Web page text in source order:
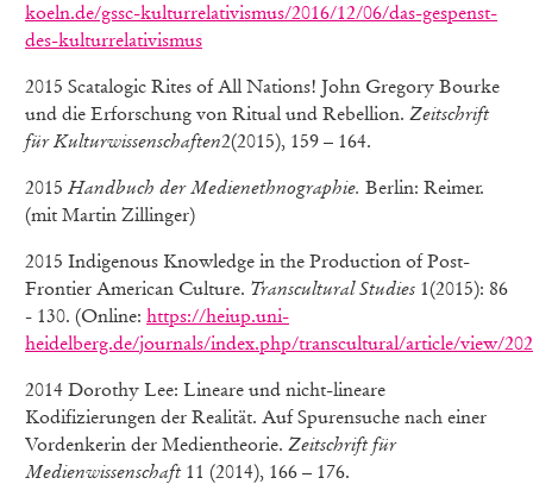
koeln.de/gssc-kulturrelativismus/2016/12/06/das-gespenst-
des-kulturrelativismus
2015 Scatalogic Rites of All Nations! John Gregory Bourke
und die Erforschung von Ritual und Rebellion. Zeitschrift
für Kulturwissenschaften2(2015), 159 – 164.
2015 Handbuch der Medienethnographie. Berlin: Reimer.
(mit Martin Zillinger)
2015 Indigenous Knowledge in the Production of Post-
Frontier American Culture. Transcultural Studies 1(2015): 86
- 130. (Online: https://heiup.uni-
heidelberg.de/journals/index.php/transcultural/article/view/
2014 Dorothy Lee: Lineare und nicht-lineare
Kodifizierungen der Realität. Auf Spurensuche nach einer
Vordenkerin der Medientheorie. Zeitschrift für
Medienwissenschaft11 (2014), 166 – 176.